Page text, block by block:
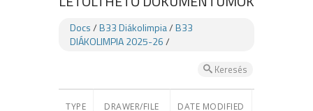
Docs/B33 Diákolimpia/B33
DIÁKOLIMPIA 2025-26/
Keresés
TYPE DRAWER/FILE DATE MODIFIED